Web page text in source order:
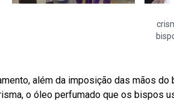
além da imposição das mãos
o óleo perfumado que os bispos